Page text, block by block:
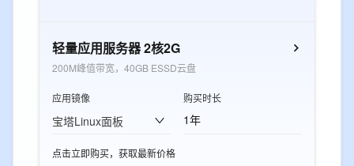
轻量应用服务器 2核2G
200M峰值带宽，40GB ESSD云盘
应用镜像
宝塔Linux面板
购买时长
1年
点击立即购买，获取最新价格